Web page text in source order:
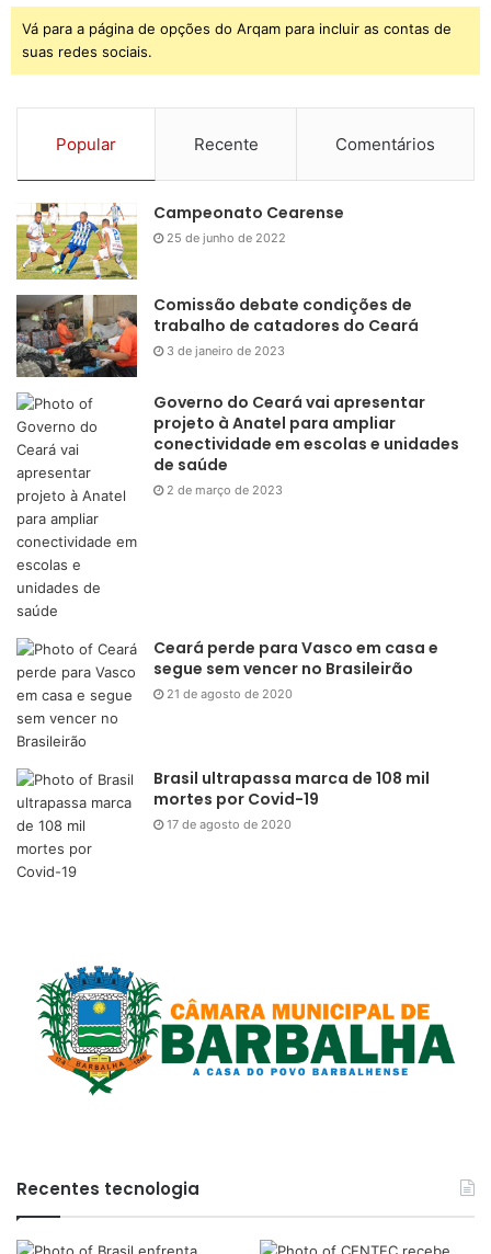
Vá para a página de opções do Arqam para incluir as contas de
suas redes sociais.
Popular Recente Comentários
Campeonato Cearense
25 de junho de 2022
Comissão debate condições de
trabalho de catadores do Ceará
3 de janeiro de 2023
Governo do Ceará vai apresentar
projeto à Anatel para ampliar
conectividade em escolas e unidades
de saúde
2 de março de 2023
Ceará perde para Vasco em casa e
segue sem vencer no Brasileirão
21 de agosto de 2020
Brasil ultrapassa marca de 108 mil
mortes por Covid-19
17 de agosto de 2020
Recentes tecnologia